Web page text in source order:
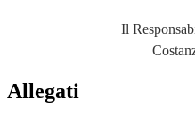
Il
Allegati